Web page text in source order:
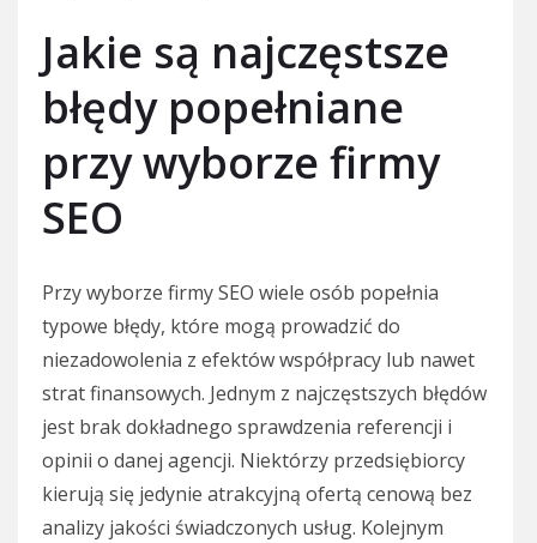
Jakie są najczęstsze
błędy popełniane
przy wyborze firmy
SEO
Przy wyborze firmy SEO wiele osób popełnia
typowe błędy, które mogą prowadzić do
niezadowolenia z efektów współpracy lub nawet
strat finansowych. Jednym z najczęstszych błędów
jest brak dokładnego sprawdzenia referencji i
opinii o danej agencji. Niektórzy przedsiębiorcy
kierują się jedynie atrakcyjną ofertą cenową bez
analizy jakości świadczonych usług. Kolejnym